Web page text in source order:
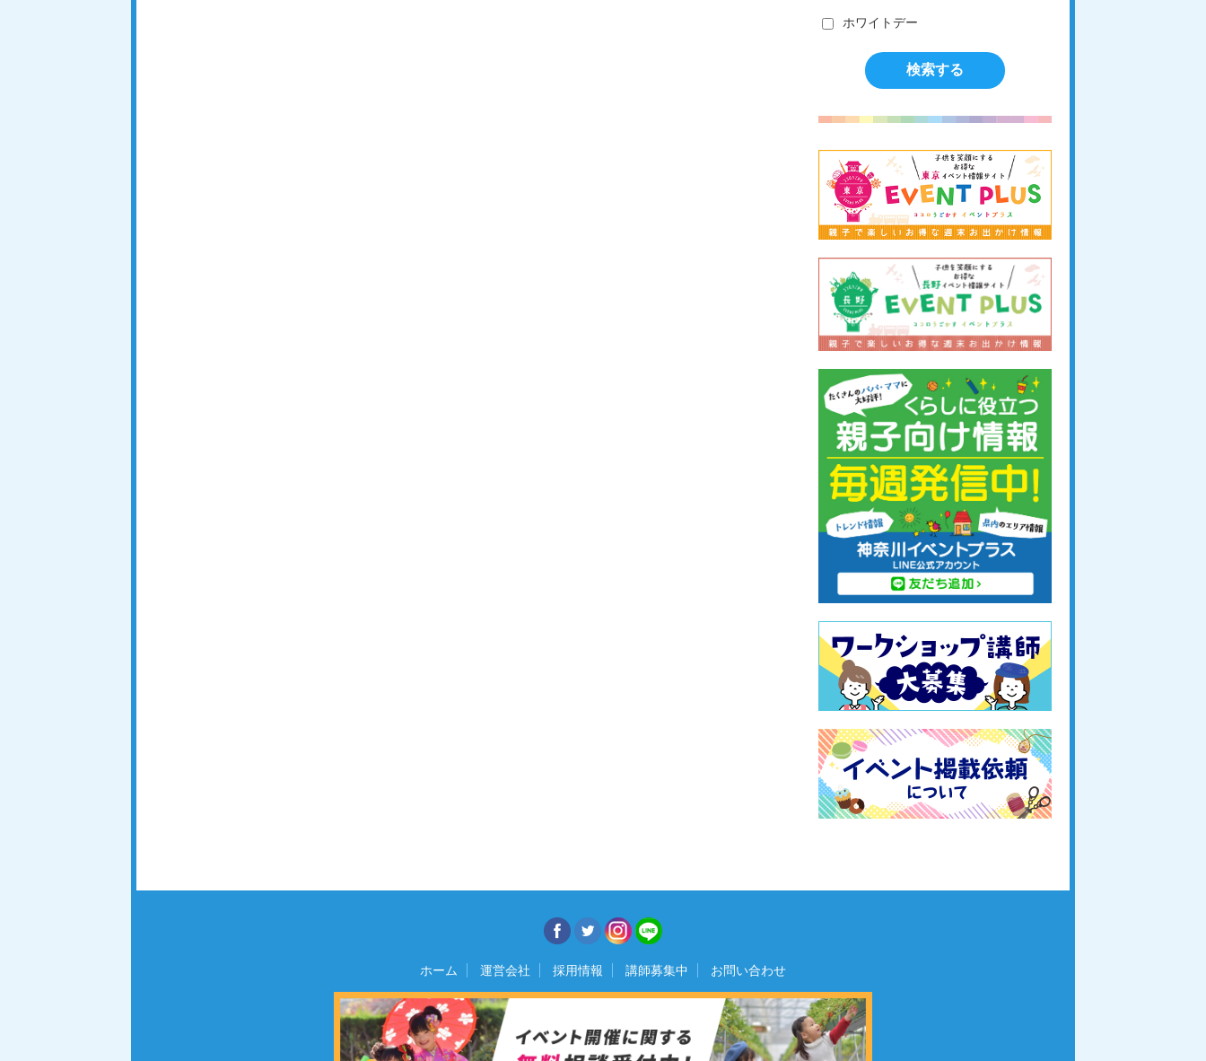
ホワイトデー
ホーム 運営会社 採用情報 講師募集中 お問い合わせ